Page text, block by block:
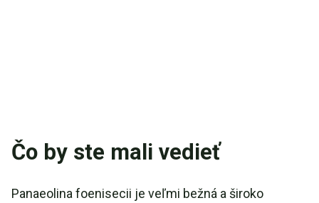
Čo by ste mali vedieť
Panaeolina foenisecii je veľmi bežná a široko